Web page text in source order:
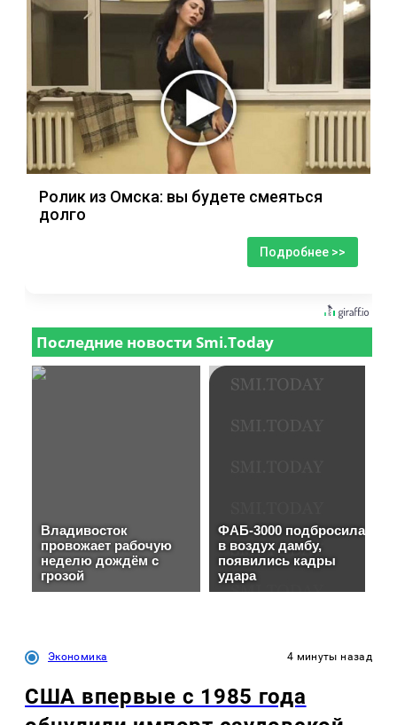
Ролик из Омска: вы будете смеяться
долго
Подробнее >>
Экономика 4 минуты назад
США впервые с 1985 года